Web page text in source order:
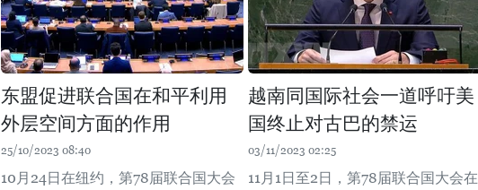
东盟促进联合国在和平利用
外层空间方面的作用
25/10/2023 08:40
10月24日在纽约，第78届联合国大会
越南同国际社会一道呼吁美
国终止对古巴的禁运
03/11/2023 02:25
11月1日至2日，第78届联合国大会在